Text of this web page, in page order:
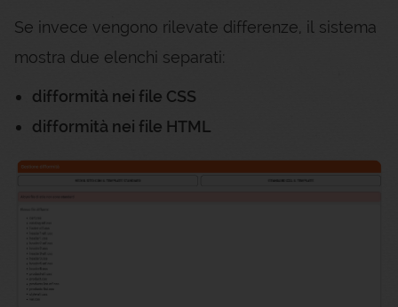
Se invece vengono rilevate differenze, il sistema
mostra due elenchi separati:
difformità nei file CSS
difformità nei file HTML